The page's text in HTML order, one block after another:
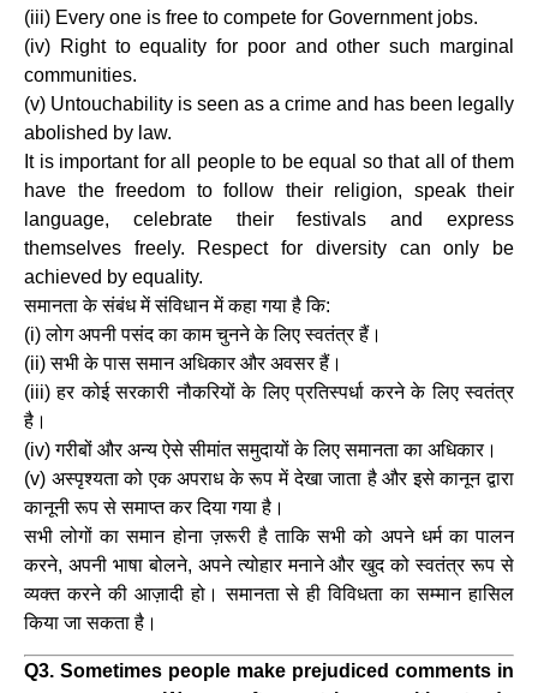
(iii) Every one is free to compete for Government jobs.
(iv) Right to equality for poor and other such marginal
communities.
(v) Untouchability is seen as a crime and has been legally
abolished by law.
It is important for all people to be equal so that all of them
have the freedom to follow their religion, speak their
language, celebrate their festivals and express
themselves freely. Respect for diversity can only be
achieved by equality.
समानता के संबंध में संविधान में कहा गया है कि:
(i) लोग अपनी पसंद का काम चुनने के लिए स्वतंत्र हैं।
(ii) सभी के पास समान अधिकार और अवसर हैं।
(iii) हर कोई सरकारी नौकरियों के लिए प्रतिस्पर्धा करने के लिए स्वतंत्र
है।
(iv) गरीबों और अन्य ऐसे सीमांत समुदायों के लिए समानता का अधिकार।
(v) अस्पृश्यता को एक अपराध के रूप में देखा जाता है और इसे कानून द्वारा
कानूनी रूप से समाप्त कर दिया गया है।
सभी लोगों का समान होना ज़रूरी है ताकि सभी को अपने धर्म का पालन
करने, अपनी भाषा बोलने, अपने त्योहार मनाने और खुद को स्वतंत्र रूप से
व्यक्त करने की आज़ादी हो। समानता से ही विविधता का सम्मान हासिल
किया जा सकता है।
Q3. Sometimes people make prejudiced comments in